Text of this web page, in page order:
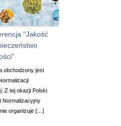
“Jakość
obchodzony jest
Z tej okazji Polski
Normalizacyjny
organizuje […]